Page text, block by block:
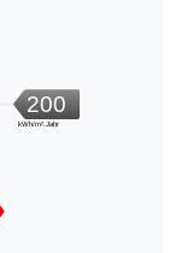
200
kWh/m².Jahr